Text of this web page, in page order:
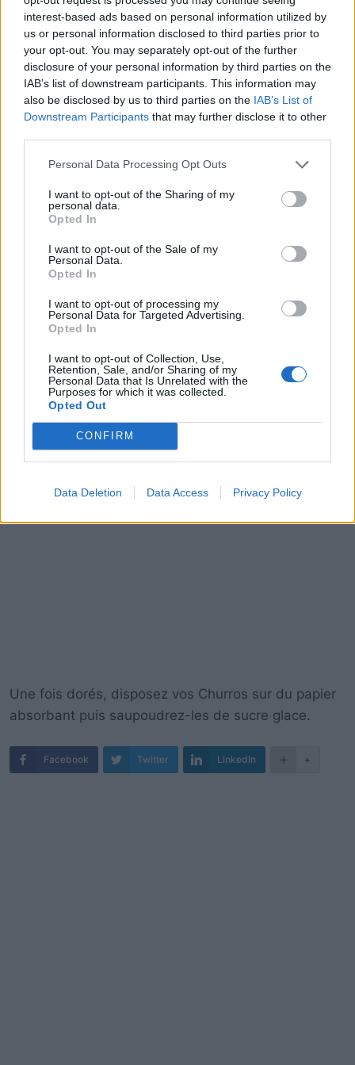
interest-based ads based on personal information utilized by
us or personal information disclosed to third parties prior to
your opt-out. You may separately opt-out of the further
disclosure of your personal information by third parties on the
IAB’s list of downstream participants. This information may
also be disclosed by us to third parties on the IAB’s List of
Downstream Participants that may further disclose it to other
Personal Data Processing Opt Outs
I want to opt-out of the Sharing of my
personal data.
Opted In
I want to opt-out of the Sale of my
Personal Data.
Opted In
I want to opt-out of processing my
Personal Data for Targeted Advertising.
Opted In
I want to opt-out of Collection, Use,
Retention, Sale, and/or Sharing of my
Personal Data that Is Unrelated with the
Purposes for which it was collected.
Opted Out
CONFIRM
Data Deletion Data Access Privacy Policy
diamètre et de 10cm de longueur puis roulez les
entre vos mains.
– Déposez vos Churros délicatement dans l’huile
chaude et laissez les dorer pendant 2 minutes
Une fois dorés, disposez vos Churros sur du papier
absorbant puis saupoudrez-les de sucre glace.
Facebook Twitter LinkedIn +